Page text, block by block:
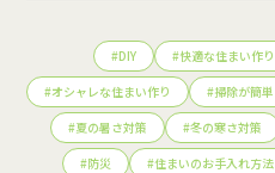
#DIY #快適な住まい作り
#オシャレな住まい作り #掃除が簡単
#夏の暑さ対策 #冬の寒さ対策
#防災 #住まいのお手入れ方法